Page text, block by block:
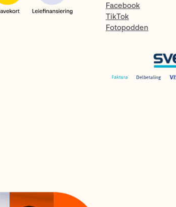
Facebook
TikTok
Fotopodden